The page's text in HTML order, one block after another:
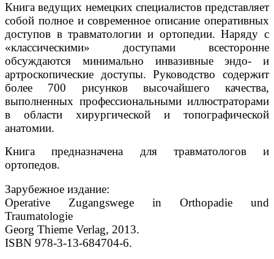
Книга ведущих немецких специалистов представляет
собой полное и современное описание оперативных
доступов в травматологии и ортопедии. Наряду с
«классическими» доступами всесторонне
обсуждаются минимально инвазивные эндо- и
артроскопические доступы. Руководство содержит
более 700 рисунков высочайшего качества,
выполненных профессиональными иллюстраторами
в области хирургической и топографической
анатомии.
Книга предназначена для травматологов и
ортопедов.
Зарубежное издание:
Operative Zugangswege in Orthopadie und
Traumatologie
Georg Thieme Verlag, 2013.
ISBN 978-3-13-684704-6.